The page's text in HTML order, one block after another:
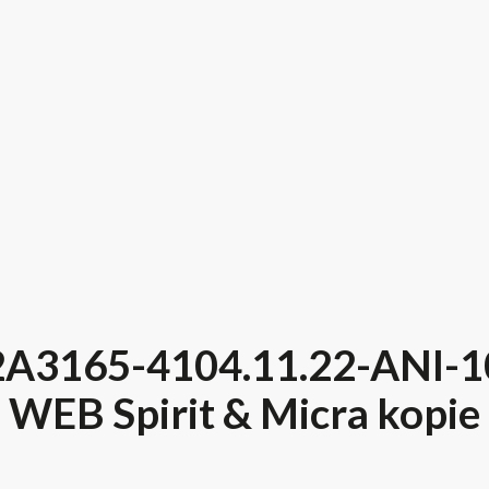
4104.11.22-ANI-
WEB Spirit & Micra kopie